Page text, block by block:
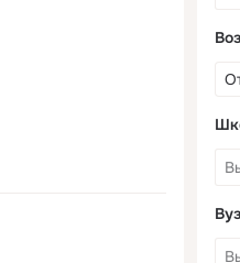
Вуз